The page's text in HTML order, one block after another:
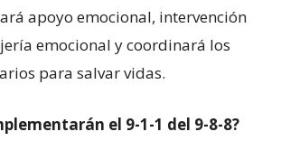
apoyo emocional, intervención
emocional y coordinará los
para salvar vidas.
el 9-1-1 del 9-8-8?